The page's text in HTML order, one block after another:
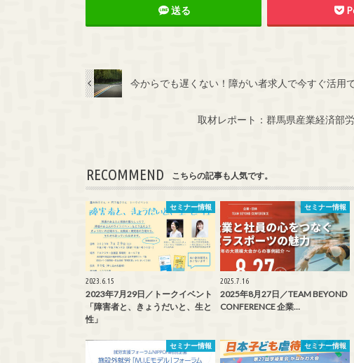
送る
今からでも遅くない！障がい者求人で今すぐ活用
取材レポート：群馬県産業経済部
RECOMMEND こちらの記事も人気です。
セミナー情報
2023.6.15
2023年7月29日／トークイベント
「障害者と、きょうだいと、生と
性」
セミナー情報
2025.7.16
2025年8月27日／TEAM BEYOND
CONFERENCE 企業…
セミナー情報 セミナー情報